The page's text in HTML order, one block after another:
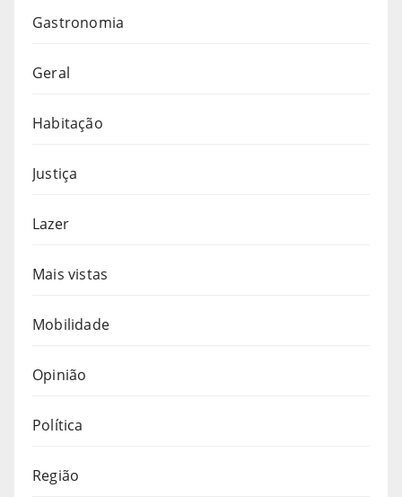
Gastronomia
Geral
Habitação
Justiça
Lazer
Mais vistas
Mobilidade
Opinião
Política
Região